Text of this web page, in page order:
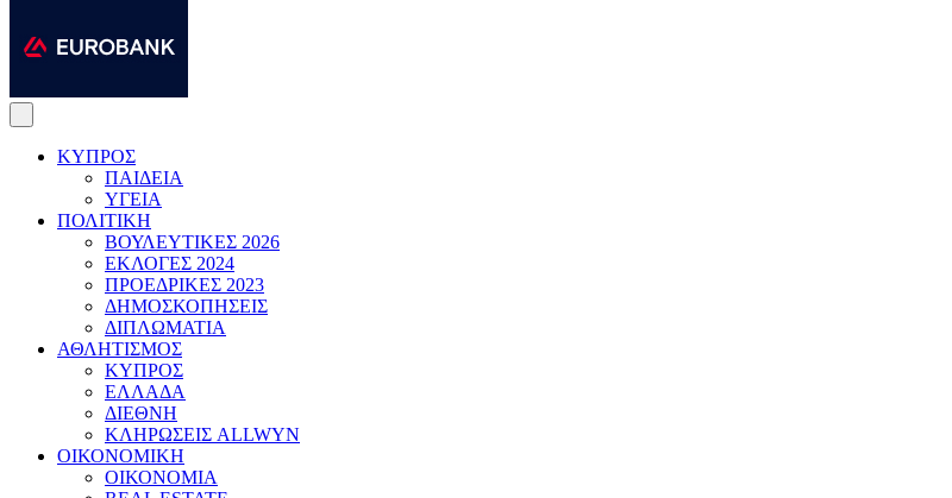
ΚΥΠΡΟΣ
ΠΑΙΔΕΙΑ
ΥΓΕΙΑ
ΠΟΛΙΤΙΚΗ
ΒΟΥΛΕΥΤΙΚΕΣ 2026
ΕΚΛΟΓΕΣ 2024
ΠΡΟΕΔΡΙΚΕΣ 2023
ΔΗΜΟΣΚΟΠΗΣΕΙΣ
ΔΙΠΛΩΜΑΤΙΑ
ΑΘΛΗΤΙΣΜΟΣ
ΚΥΠΡΟΣ
ΕΛΛΑΔΑ
ΔΙΕΘΝΗ
ΚΛΗΡΩΣΕΙΣ ALLWYN
ΟΙΚΟΝΟΜΙΚΗ
ΟΙΚΟΝΟΜΙΑ